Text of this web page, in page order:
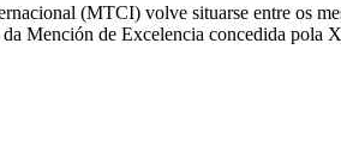
(MTCI) volve situarse entre os
Mención de Excelencia concedida pola